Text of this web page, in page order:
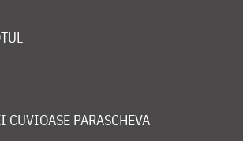
CUVIOASE PARASCHEVA